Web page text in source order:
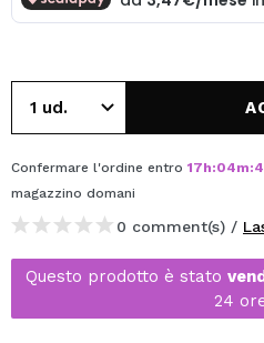
Confermare l'ordine entro 17h:04m:
magazzino domani
0 comment(s) /
Questo prodotto è stato
24